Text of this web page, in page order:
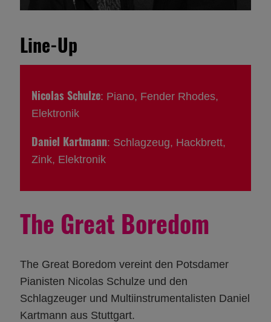
Line-Up
Nicolas Schulze: Piano, Fender Rhodes,
Elektronik
Daniel Kartmann: Schlagzeug, Hackbrett,
Zink, Elektronik
The Great Boredom
The Great Boredom vereint den Potsdamer
Pianisten Nicolas Schulze und den
Schlagzeuger und Multiinstrumentalisten Daniel
Kartmann aus Stuttgart.